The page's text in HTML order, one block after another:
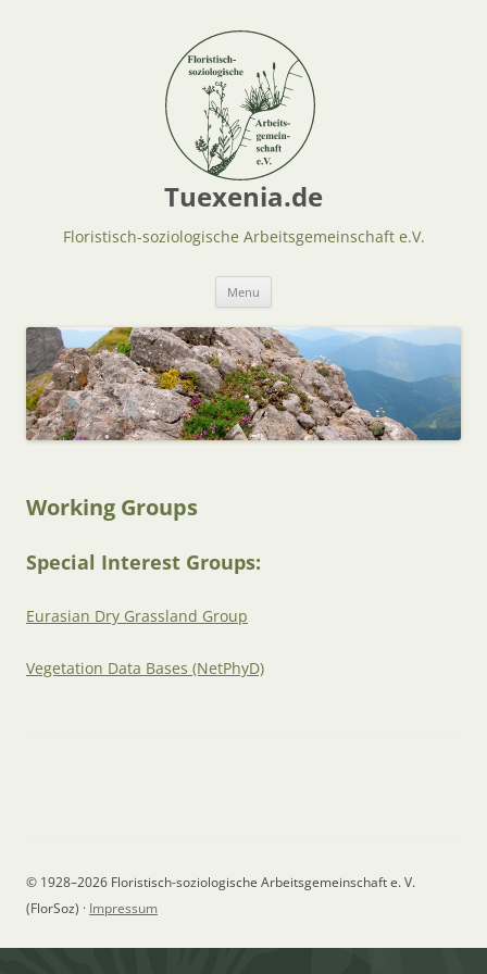
Tuexenia.de
Floristisch-soziologische Arbeitsgemeinschaft e.V.
Menu
Working Groups
Special Interest Groups:
Eurasian Dry Grassland Group
Vegetation Data Bases (NetPhyD)
© 1928–2026 Floristisch-soziologische Arbeitsgemeinschaft e. V.
(FlorSoz) · Impressum